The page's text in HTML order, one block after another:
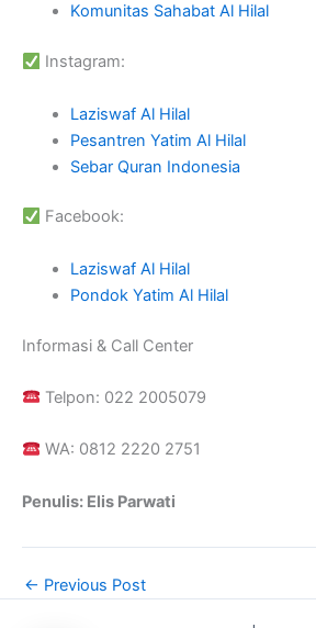
Komunitas Sahabat Al Hilal
Instagram:
Laziswaf Al Hilal
Pesantren Yatim Al Hilal
Sebar Quran Indonesia
Facebook:
Laziswaf Al Hilal
Pondok Yatim Al Hilal
Informasi & Call Center
Telpon: 022 2005079
WA: 0812 2220 2751
Penulis: Elis Parwati
← Previous Post